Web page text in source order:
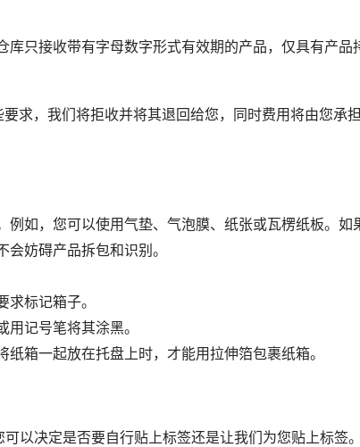
只接收带有字母数字形式有效期的产品，仅具有产品
求，我们将拒收并将其退回给您，同时费用将由您承
如，您可以使用气垫、气泡膜、纸张或瓦楞纸板。如
妨碍产品拆包和识别。
求标记箱子。
记号笔将其涂黑。
箱一起放在托盘上时，才能用拉伸箔包裹纸箱。
以决定是否要自行贴上标签还是让我们为您贴上标签